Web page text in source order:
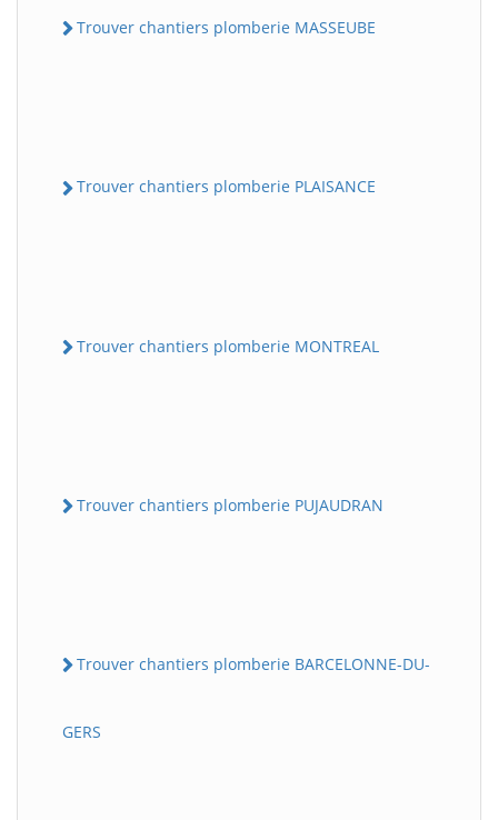
Trouver chantiers plomberie MASSEUBE
Trouver chantiers plomberie PLAISANCE
Trouver chantiers plomberie MONTREAL
Trouver chantiers plomberie PUJAUDRAN
Trouver chantiers plomberie BARCELONNE-DU-
GERS